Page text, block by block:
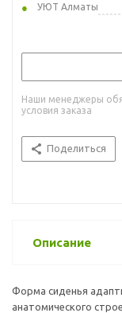
УЮТ Алматы
Наши менеджеры
условия заказа
Поделиться
Описание
Форма сиденья
анатомического